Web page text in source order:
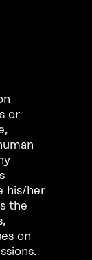
or
his/her
the
on